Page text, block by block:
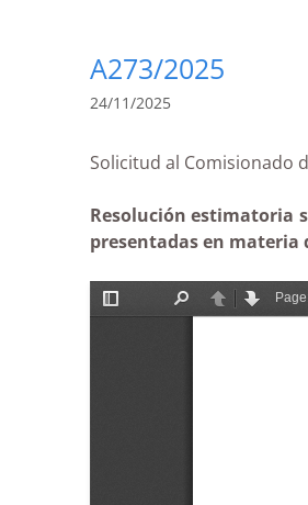
A273/2025
24/11/2025
Solicitud al
Resolución estimatoria
presentadas en materia